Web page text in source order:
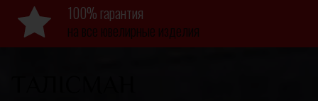
100% гарантия
на все ювелирные изделия